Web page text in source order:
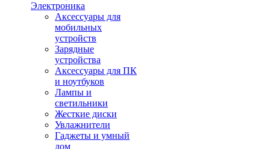
Электроника
Аксессуары для
мобильных
устройств
Зарядные
устройства
Аксессуары для ПК
и ноутбуков
Лампы и
светильники
Жесткие диски
Увлажнители
Гаджеты и умный
дом